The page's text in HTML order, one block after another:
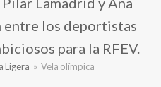
entre los deportistas
para la RFEV.
Ligera » Vela olímpica